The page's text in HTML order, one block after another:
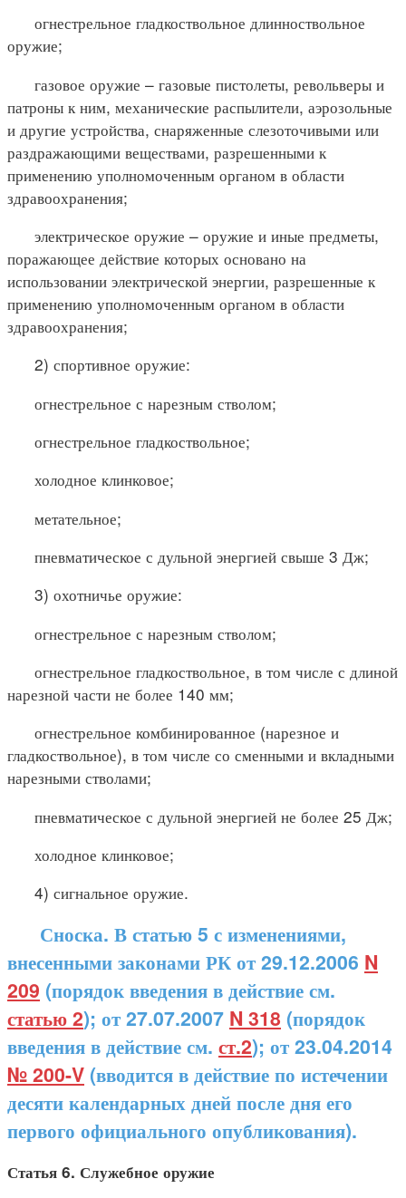
огнестрельное гладкоствольное длинноствольное
оружие;
газовое оружие – газовые пистолеты, револьверы и
патроны к ним, механические распылители, аэрозольные
и другие устройства, снаряженные слезоточивыми или
раздражающими веществами, разрешенными к
применению уполномоченным органом в области
здравоохранения;
электрическое оружие – оружие и иные предметы,
поражающее действие которых основано на
использовании электрической энергии, разрешенные к
применению уполномоченным органом в области
здравоохранения;
2) спортивное оружие:
огнестрельное с нарезным стволом;
огнестрельное гладкоствольное;
холодное клинковое;
метательное;
пневматическое с дульной энергией свыше 3 Дж;
3) охотничье оружие:
огнестрельное с нарезным стволом;
огнестрельное гладкоствольное, в том числе с длиной
нарезной части не более 140 мм;
огнестрельное комбинированное (нарезное и
гладкоствольное), в том числе со сменными и вкладными
нарезными стволами;
пневматическое с дульной энергией не более 25 Дж;
холодное клинковое;
4) сигнальное оружие.
Сноска. В статью 5 с изменениями,
внесенными законами РК от 29.12.2006 N
209 (порядок введения в действие см.
статью 2); от 27.07.2007 N 318 (порядок
введения в действие см. ст.2); от 23.04.2014
№ 200-V (вводится в действие по истечении
десяти календарных дней после дня его
первого официального опубликования).
Статья 6. Служебное оружие